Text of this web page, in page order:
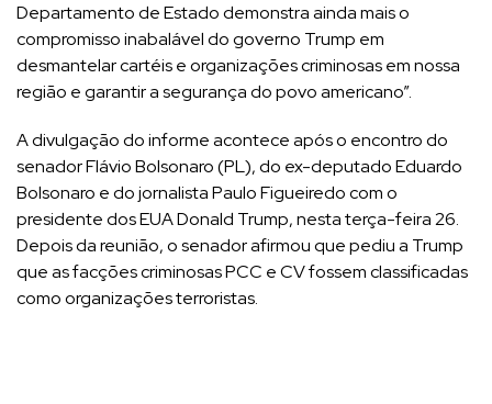
Departamento de Estado demonstra ainda mais o
compromisso inabalável do governo Trump em
desmantelar cartéis e organizações criminosas em nossa
região e garantir a segurança do povo americano”.
A divulgação do informe acontece após o encontro do
senador Flávio Bolsonaro (PL), do ex-deputado Eduardo
Bolsonaro e do jornalista Paulo Figueiredo com o
presidente dos EUA Donald Trump, nesta terça-feira 26.
Depois da reunião, o senador afirmou que pediu a Trump
que as facções criminosas PCC e CV fossem classificadas
como organizações terroristas.